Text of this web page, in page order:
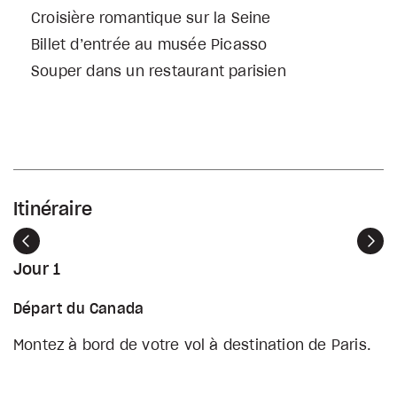
Croisière romantique sur la Seine
Billet d’entrée au musée Picasso
Souper dans un restaurant parisien
Itinéraire
Précédent
Jour 1
Départ du Canada
Montez à bord de votre vol à destination de Paris.